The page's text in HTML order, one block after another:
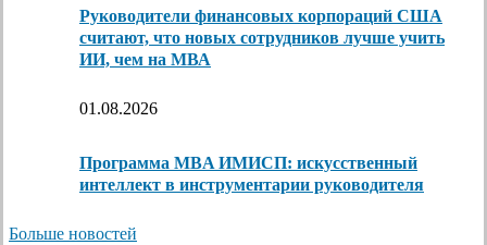
Руководители финансовых корпораций США
считают, что новых сотрудников лучше учить
ИИ, чем на МВА
01.08.2026
Программа MBA ИМИСП: искусственный
интеллект в инструментарии руководителя
Больше новостей